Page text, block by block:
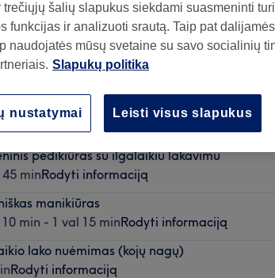
, Vilnius , 08467
kombinuotas manikiūras su ilgalaikiu
pedikiūras su ilgalaikiu lakavimu
minRodyti informaciją
manikiūras
min - 1 val 15 minRodyti informaciją
lako nuėmimas (kojų nagų)
Rodyti informaciją
trečiųjų šalių slapukus siekdami suasmeninti
funkcijas ir analizuoti srautą. Taip pat dalijamės
naudojatės mūsų svetaine su savo socialinių
Slapukų politika
Leisti visus slapukus
nustatymai